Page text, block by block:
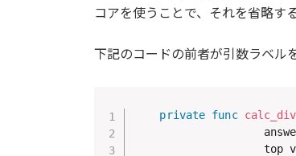
コアを使うことで、それを省略す
下記のコードの前者が引数ラベル
private func
top